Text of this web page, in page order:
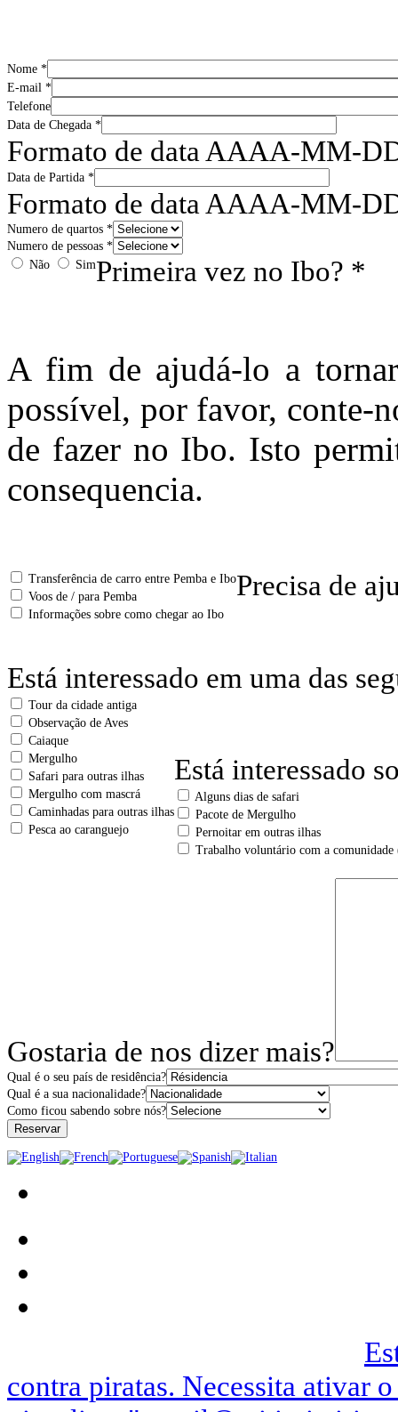
Nome *
E-mail *
Telefone
Data de Chegada *
Formato de data AAAA-MM-
Data de Partida *
Formato de data AAAA-MM-
Numero de quartos *
Numero de pessoas *
Primeira vez no Ibo? *
Não Sim
A fim de ajudá-lo a
possível, por favor, conte-
de fazer no Ibo. Isto
consequencia.
Precisa de
Transferência de carro entre Pemba e Ibo
Voos de / para Pemba
Informações sobre como chegar ao Ibo
Está interessado em uma das
Tour da cidade antiga
Observação de Aves
Caiaque
Mergulho
Safari para outras ilhas
Mergulho com mascrá
Caminhadas para outras ilhas
Pesca ao caranguejo
Está interessado
Alguns dias de safari
Pacote de Mergulho
Pernoitar em outras ilhas
Trabalho voluntário com a
Gostaria de nos dizer mais?
Qual é o seu país de residência?
Qual é a sua nacionalidade?
Como ficou sabendo sobre nós?
contra piratas. Necessita ativar